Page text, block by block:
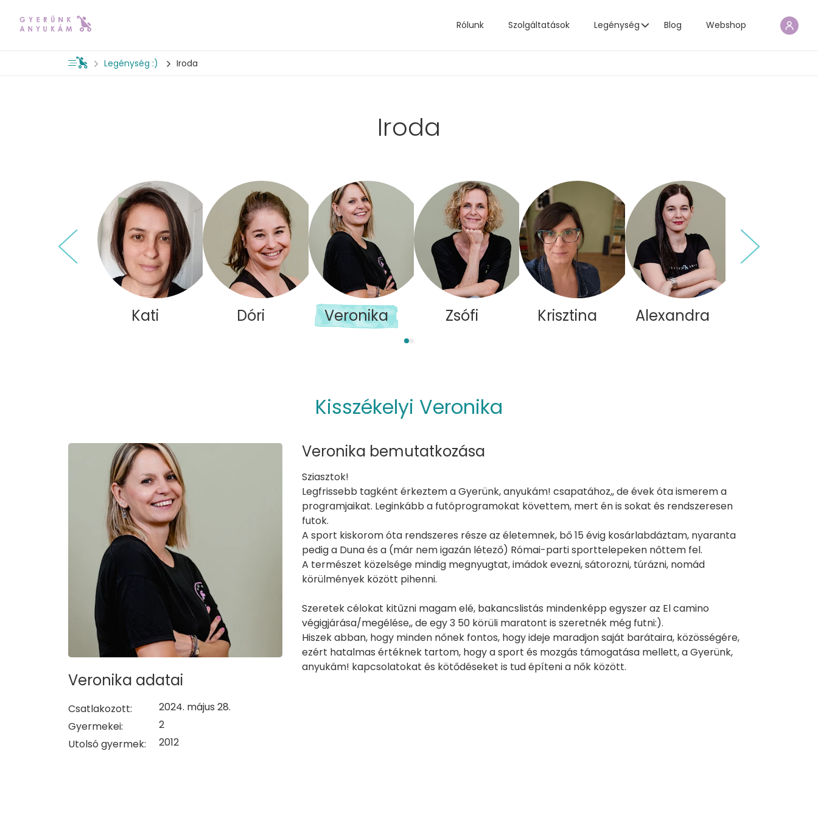
Rólunk Szolgáltatások Legénység Blog Webshop
Legénység :) Iroda
Iroda
Kati Dóri Veronika Zsófi Krisztina Alexandra
Kisszékelyi Veronika
Veronika adatai
Csatlakozott:
2024. május 28.
Gyermekei:
2
Utolsó gyermek:
2012
Veronika bemutatkozása
Sziasztok!
Legfrissebb tagként érkeztem a Gyerünk, anyukám! csapatához,, de évek óta ismerem a
programjaikat. Leginkább a futóprogramokat követtem, mert én is sokat és rendszeresen
futok.
A sport kiskorom óta rendszeres része az életemnek, bő 15 évig kosárlabdáztam, nyaranta
pedig a Duna és a (már nem igazán létező) Római-parti sporttelepeken nőttem fel.
A természet közelsége mindig megnyugtat, imádok evezni, sátorozni, túrázni, nomád
körülmények között pihenni.
Szeretek célokat kitűzni magam elé, bakancslistás mindenképp egyszer az El camino
végigjárása/megélése,, de egy 3 50 körüli maratont is szeretnék még futni:).
Hiszek abban, hogy minden nőnek fontos, hogy ideje maradjon saját barátaira, közösségére,
ezért hatalmas értéknek tartom, hogy a sport és mozgás támogatása mellett, a Gyerünk,
anyukám! kapcsolatokat és kötődéseket is tud építeni a nők között.